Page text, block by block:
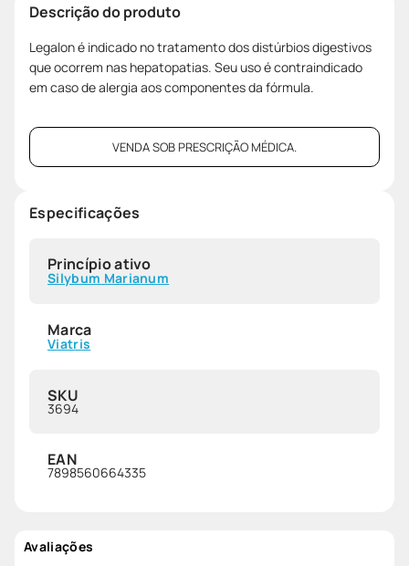
Descrição do produto
Legalon é indicado no tratamento dos distúrbios digestivos
que ocorrem nas hepatopatias. Seu uso é contraindicado
em caso de alergia aos componentes da fórmula.
VENDA SOB PRESCRIÇÃO MÉDICA.
Especificações
Princípio ativo
Silybum Marianum
Marca
Viatris
SKU
3694
EAN
7898560664335
Avaliações